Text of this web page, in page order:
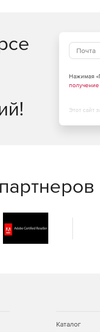
в виде
на один, два или три года
один универсальный
Phoenix FD GUI,
узел моделирования
V-Ray и Phoenix FD на
предоставляют те же
целях. Они не
Нажимая
Этот сайт
Каталог